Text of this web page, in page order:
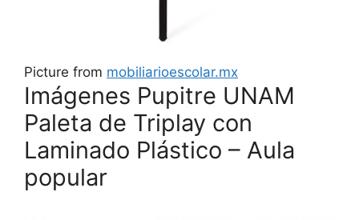
Picture from mobiliarioescolar.mx
Imágenes Pupitre UNAM
Paleta de Triplay con
Laminado Plástico – Aula
popular